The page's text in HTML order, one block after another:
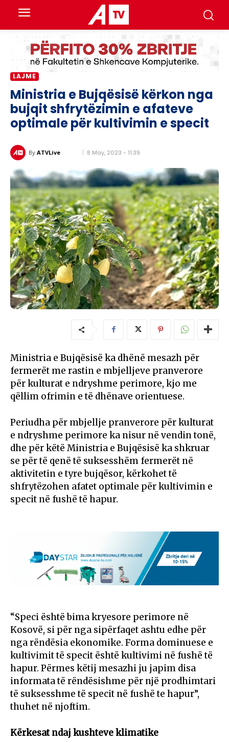
LAJME
Ministria e Bujqësisë kërkon nga
bujqit shfrytëzimin e afateve
optimale për kultivimin e specit
By ATVLive 8 May, 2023 - 11:39
Ministria e Bujqësisë ka dhënë mesazh për
fermerët me rastin e mbjelljeve pranverore
për kulturat e ndryshme perimore, kjo me
qëllim ofrimin e të dhënave orientuese.
Periudha për mbjellje pranverore për kulturat
e ndryshme perimore ka nisur në vendin tonë,
dhe për këtë Ministria e Bujqësisë ka shkruar
se për të qenë të suksesshëm fermerët në
aktivitetin e tyre bujqësor, kërkohet të
shfrytëzohen afatet optimale për kultivimin e
specit në fushë të hapur.
“Speci është bima kryesore perimore në
Kosovë, si për nga sipërfaqet ashtu edhe për
nga rëndësia ekonomike. Forma dominuese e
kultivimit të specit është kultivimi në fushë të
hapur. Përmes këtij mesazhi ju japim disa
informata të rëndësishme për një prodhimtari
të suksesshme të specit në fushë te hapur”,
thuhet në njoftim.
Kërkesat ndaj kushteve klimatike